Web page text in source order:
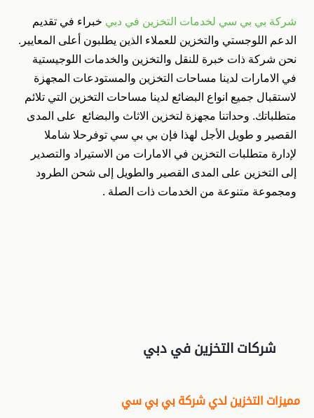
شركة بي بي سي لخدمات التخزين في دبي خبراء في تقديم
الدعم اللوجستي والتخزين للعملاء الذين يطلبون أعلى المعايير.
نحن شركة ذات خبرة للنقل والتخزين والخدمات اللوجيستية
في الامارات لدينا مساحات التخزين والمستودعات المجهزة
لاستقبال جميع انواع البضائع لدينا مساحات التخزين التي تلائم
متطلباتك. وحداتنا مجهزة لتخزين الاثاث والبضائع على المدى
القصير و طويل الأجل لهذا فإن بي بي سي توفرحلا شاملا
لإدارة متطلبات التخزين في الامارات من الاستيراد والتصدير
إلى التخزين على المدى القصير والطويل إلى شحن الطرود
ومجموعة متنوعة من الخدمات ذات الصلة .
شركات التخزين في دبي
مميزات التخزين لدي شركة بي بي سي